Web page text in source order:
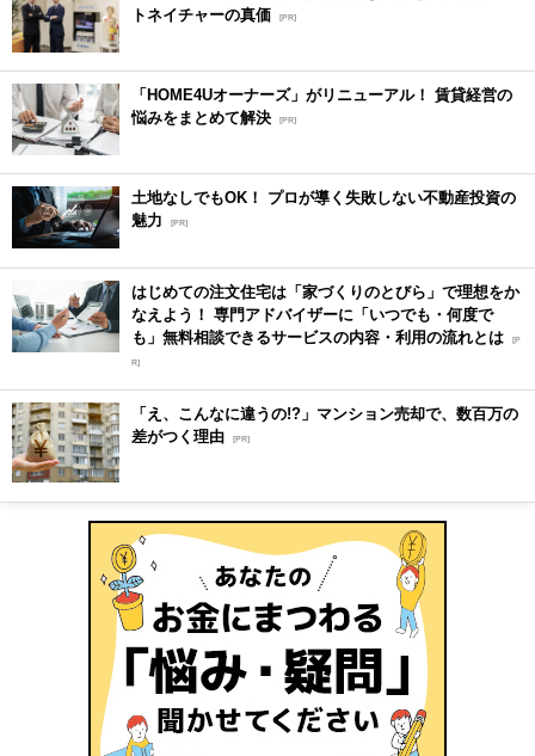
トネイチャーの真価 [PR]
「HOME4Uオーナーズ」がリニューアル！ 賃貸経営の
悩みをまとめて解決 [PR]
土地なしでもOK！ プロが導く失敗しない不動産投資の
魅力
[PR]
はじめての注文住宅は「家づくりのとびら」で理想をか
なえよう！ 専門アドバイザーに「いつでも・何度で
も」無料相談できるサービスの内容・利用の流れとは [P
R]
「え、こんなに違うの!?」マンション売却で、数百万の
差がつく理由 [PR]